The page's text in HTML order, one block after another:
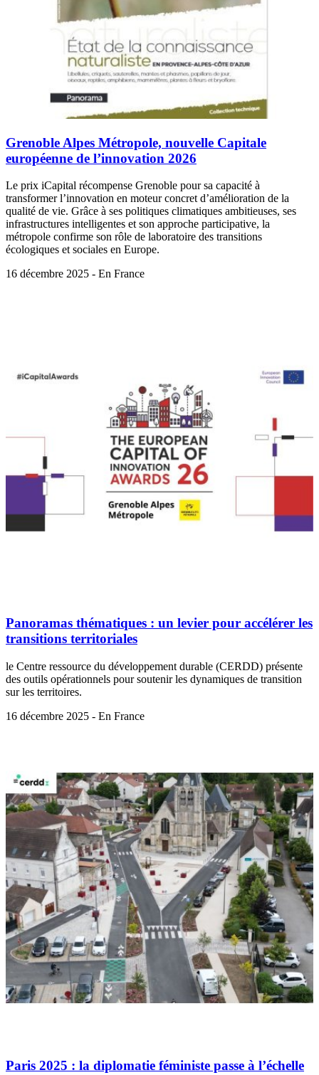
Grenoble Alpes Métropole, nouvelle Capitale
européenne de l’innovation 2026
Le prix iCapital récompense Grenoble pour sa capacité à
transformer l’innovation en moteur concret d’amélioration de la
qualité de vie. Grâce à ses politiques climatiques ambitieuses, ses
infrastructures intelligentes et son approche participative, la
métropole confirme son rôle de laboratoire des transitions
écologiques et sociales en Europe.
16 décembre 2025 - En France
Panoramas thématiques : un levier pour accélérer les
transitions territoriales
le Centre ressource du développement durable (CERDD) présente
des outils opérationnels pour soutenir les dynamiques de transition
sur les territoires.
16 décembre 2025 - En France
Paris 2025 : la diplomatie féministe passe à l’échelle